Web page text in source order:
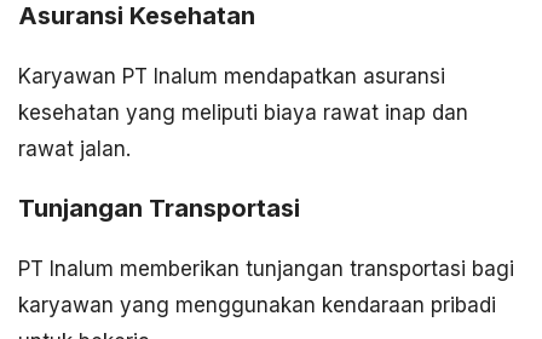
Asuransi Kesehatan
Karyawan PT Inalum mendapatkan asuransi
kesehatan yang meliputi biaya rawat inap dan
rawat jalan.
Tunjangan Transportasi
PT Inalum memberikan tunjangan transportasi bagi
karyawan yang menggunakan kendaraan pribadi